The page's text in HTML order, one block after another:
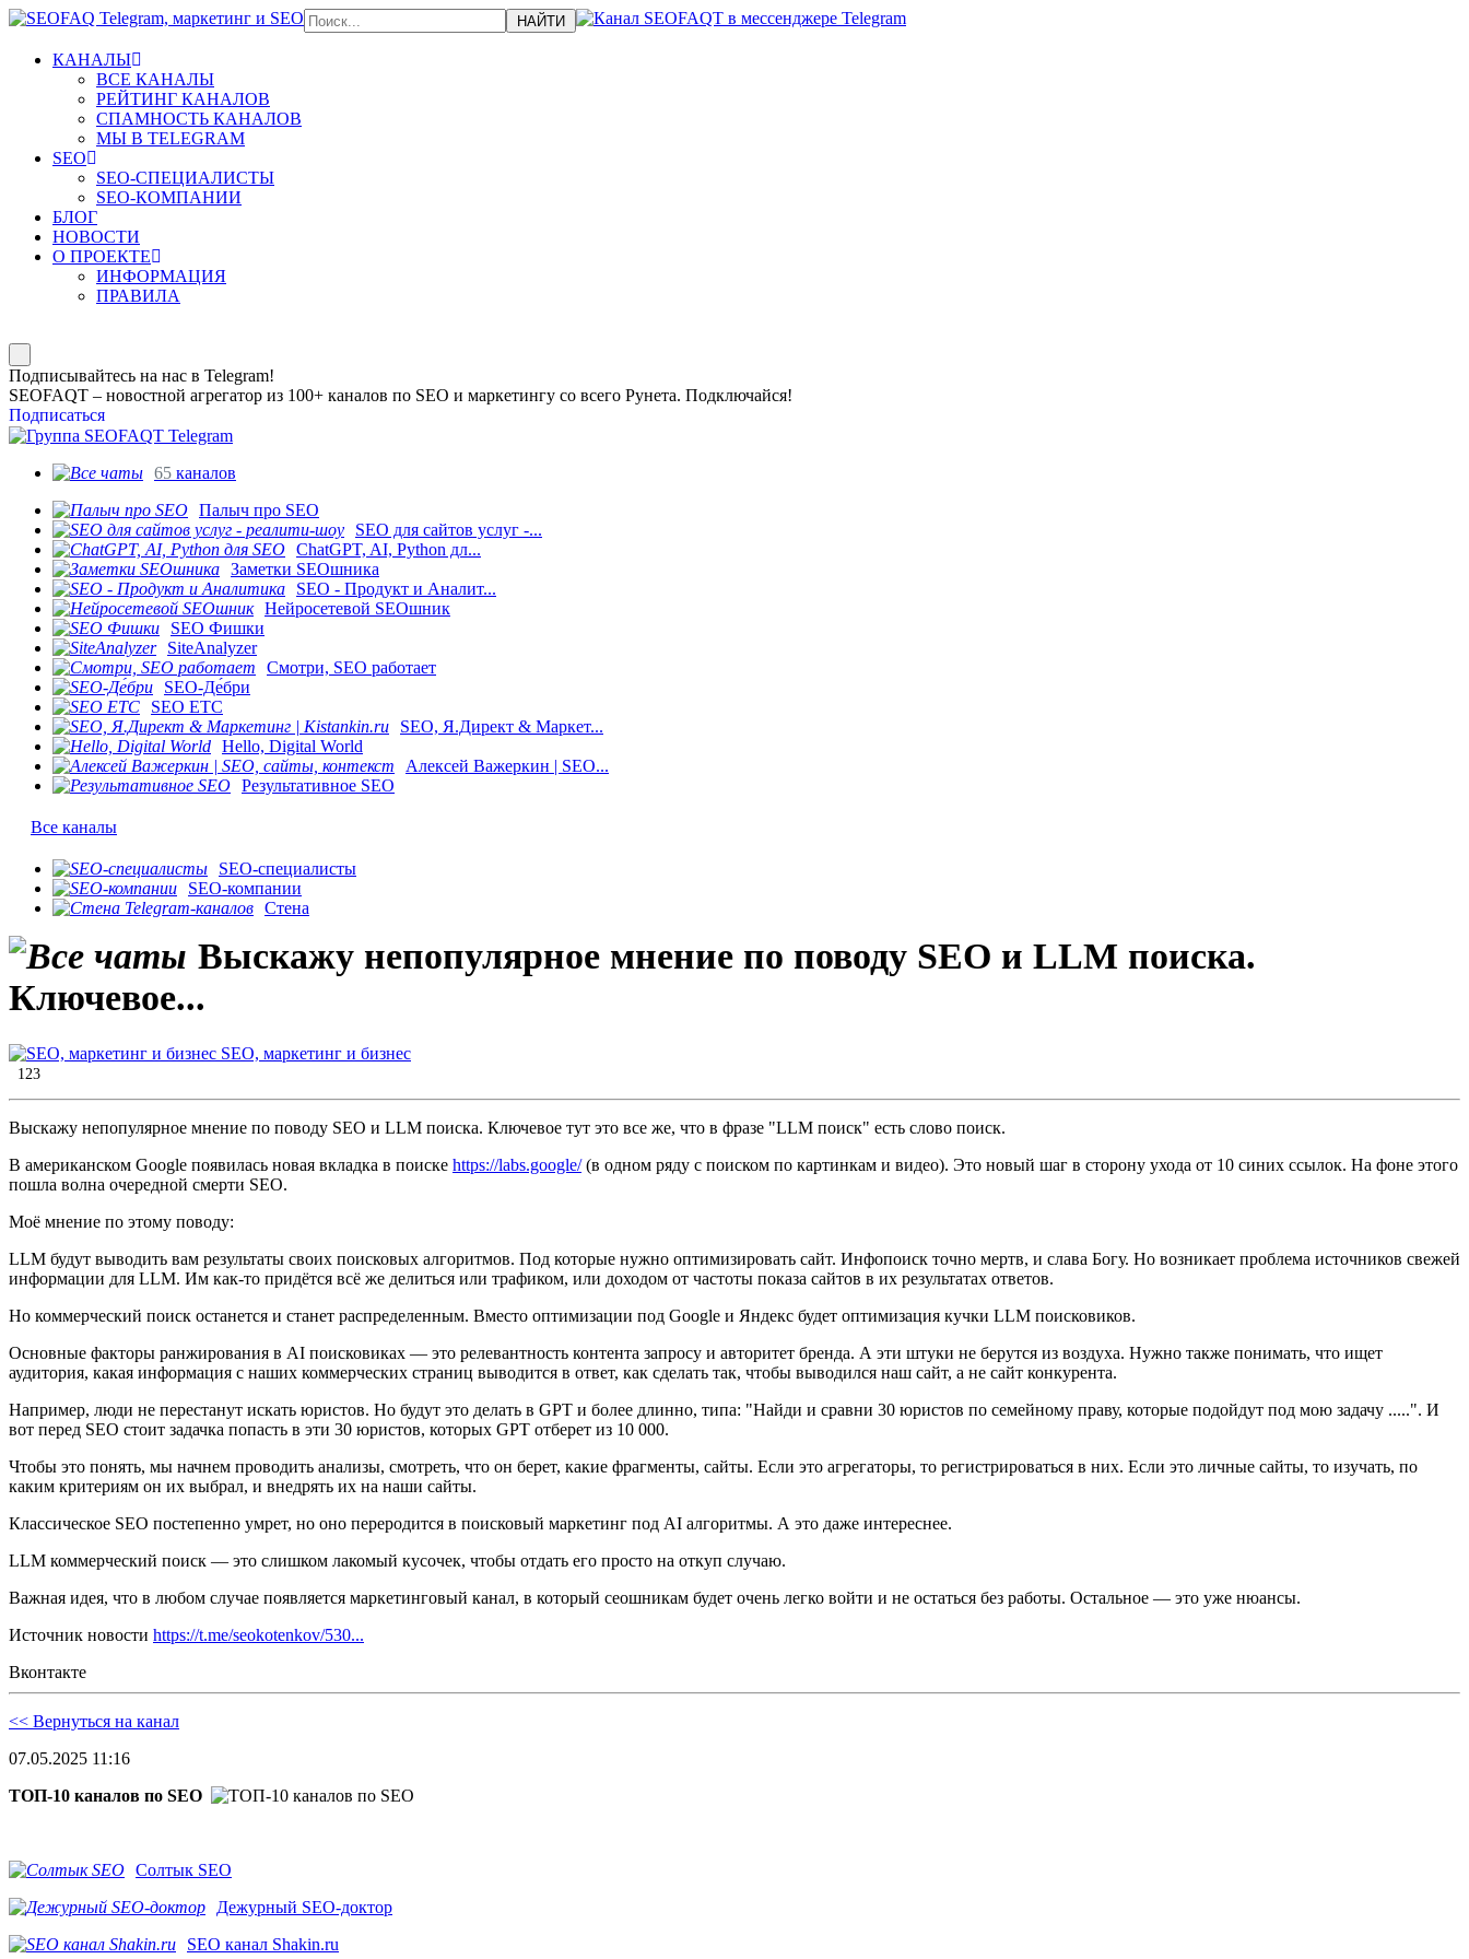
КАНАЛЫ
ВСЕ КАНАЛЫ
РЕЙТИНГ КАНАЛОВ
СПАМНОСТЬ КАНАЛОВ
МЫ В TELEGRAM
SEO
SEO-СПЕЦИАЛИСТЫ
SEO-КОМПАНИИ
БЛОГ
НОВОСТИ
О ПРОЕКТЕ
ИНФОРМАЦИЯ
ПРАВИЛА
Подписывайтесь на нас в Telegram!
SEOFAQT – новостной агрегатор из 100+ каналов по SEO и маркетингу со всего Рунета. Подключайся!
Подписаться
65 каналов
Палыч про SEO
SEO для сайтов услуг -...
ChatGPT, AI, Python дл...
Заметки SEOшника
SEO - Продукт и Аналит...
Нейросетевой SEOшник
SEO Фишки
SiteAnalyzer
Смотри, SEO работает
SEO-Де́бри
SEO ETC
SEO, Я.Директ & Маркет...
Hello, Digital World
Алексей Важеркин | SEO...
Результативное SEO
Все каналы
SEO-специалисты
SEO-компании
Стена
Выскажу непопулярное мнение по поводу SEO и LLM поиска.
Ключевое...
SEO, маркетинг и бизнес
123
Выскажу непопулярное мнение по поводу SEO и LLM поиска. Ключевое тут это все же, что в фразе "LLM поиск" есть слово поиск.
В американском Google появилась новая вкладка в поиске https://labs.google/(в одном ряду с поиском по картинкам и видео). Это новый шаг в сторону ухода от 10 синих ссылок. На фоне этого
пошла волна очередной смерти SEO.
Моё мнение по этому поводу:
LLM будут выводить вам результаты своих поисковых алгоритмов. Под которые нужно оптимизировать сайт. Инфопоиск точно мертв, и слава Богу. Но возникает проблема источников свежей
информации для LLM. Им как-то придётся всё же делиться или трафиком, или доходом от частоты показа сайтов в их результатах ответов.
Но коммерческий поиск останется и станет распределенным. Вместо оптимизации под Google и Яндекс будет оптимизация кучки LLM поисковиков.
Основные факторы ранжирования в AI поисковиках — это релевантность контента запросу и авторитет бренда. А эти штуки не берутся из воздуха. Нужно также понимать, что ищет
аудитория, какая информация с наших коммерческих страниц выводится в ответ, как сделать так, чтобы выводился наш сайт, а не сайт конкурента.
Например, люди не перестанут искать юристов. Но будут это делать в GPT и более длинно, типа: "Найди и сравни 30 юристов по семейному праву, которые подойдут под мою задачу .....". И
вот перед SEO стоит задачка попасть в эти 30 юристов, которых GPT отберет из 10 000.
Чтобы это понять, мы начнем проводить анализы, смотреть, что он берет, какие фрагменты, сайты. Если это агрегаторы, то регистрироваться в них. Если это личные сайты, то изучать, по
каким критериям он их выбрал, и внедрять их на наши сайты.
Классическое SEO постепенно умрет, но оно переродится в поисковый маркетинг под AI алгоритмы. А это даже интереснее.
LLM коммерческий поиск — это слишком лакомый кусочек, чтобы отдать его просто на откуп случаю.
Важная идея, что в любом случае появляется маркетинговый канал, в который сеошникам будет очень легко войти и не остаться без работы. Остальное — это уже нюансы.
Источник новости https://t.me/seokotenkov/530...
Вконтакте
<< Вернуться на канал
07.05.2025 11:16
ТОП-10 каналов по SEO
Солтык SEO
Дежурный SEO-доктор
SEO канал Shakin.ru